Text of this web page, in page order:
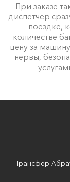
При заказе
диспетчер
поездке,
количестве
цену за
нервы,
Трансфер